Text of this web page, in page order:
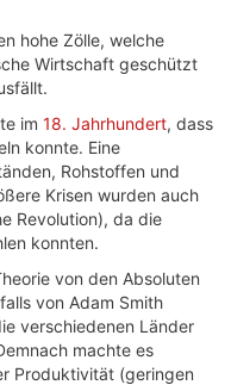
hohe Zölle, welche
Wirtschaft geschützt
im 18. Jahrhundert, dass
konnte. Eine
Rohstoffen und
Krisen wurden auch
Revolution), da die
konnten.
von den Absoluten
von Adam Smith
verschiedenen Länder
machte es
Produktivität (geringen